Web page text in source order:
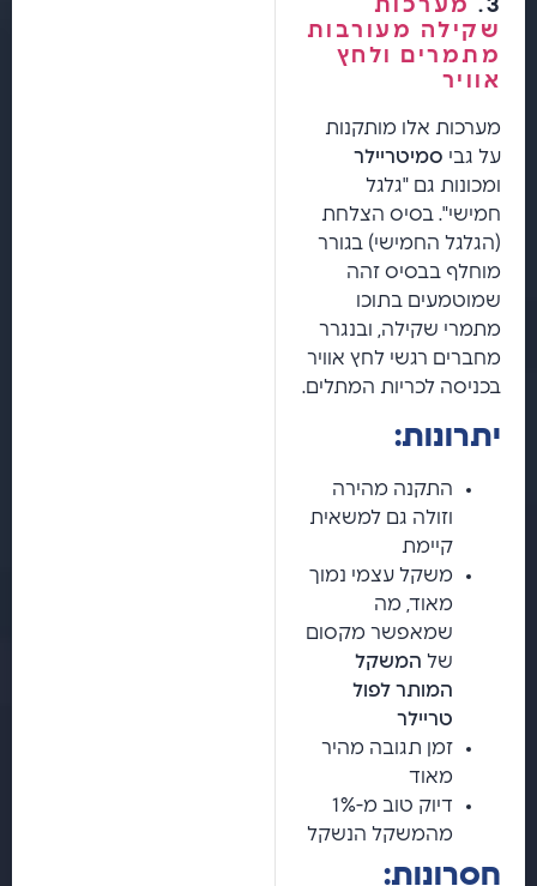
3.
מערכות
שקילה מעורבות
מתמרים ולחץ
אוויר
מערכות אלו מותקנות
על גבי סמיטריילר
ומכונות גם "גלגל
חמישי". בסיס הצלחת
(הגלגל החמישי) בגורר
מוחלף בבסיס זהה
שמוטמעים בתוכו
מתמרי שקילה, ובנגרר
מחברים רגשי לחץ אוויר
בכניסה לכריות המתלים.
יתרונות:
התקנה מהירה
וזולה גם למשאית
קיימת
משקל עצמי נמוך
מאוד, מה
שמאפשר מקסום
של המשקל
המותר לפול
טריילר
זמן תגובה מהיר
מאוד
דיוק טוב מ-1%
מהמשקל הנשקל
חסרונות: